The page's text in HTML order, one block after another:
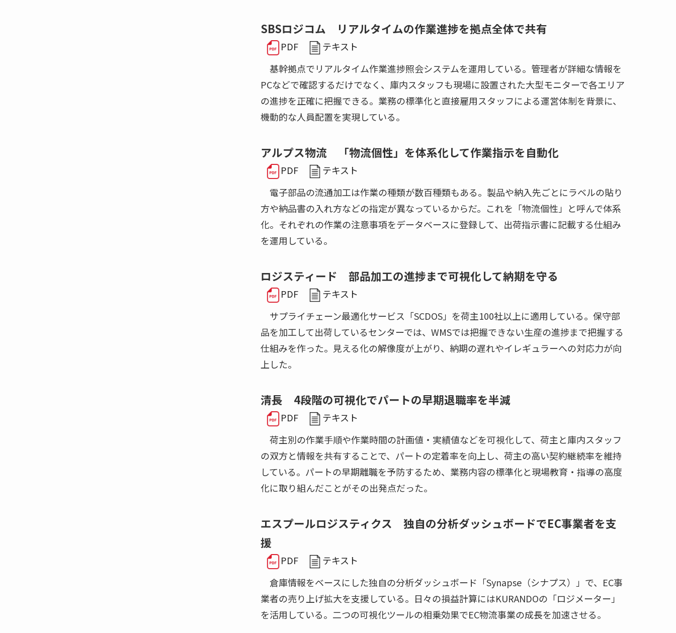
SBSロジコム リアルタイムの作業進捗を拠点全体で共有
PDF
テキスト
基幹拠点でリアルタイム作業進捗照会システムを運用している。管理者が詳細な情報を
PCなどで確認するだけでなく、庫内スタッフも現場に設置された大型モニターで各エリア
の進捗を正確に把握できる。業務の標準化と直接雇用スタッフによる運営体制を背景に、
機動的な人員配置を実現している。
アルプス物流 「物流個性」を体系化して作業指示を自動化
PDF
テキスト
電子部品の流通加工は作業の種類が数百種類もある。製品や納入先ごとにラベルの貼り
方や納品書の入れ方などの指定が異なっているからだ。これを「物流個性」と呼んで体系
化。それぞれの作業の注意事項をデータベースに登録して、出荷指示書に記載する仕組み
を運用している。
ロジスティード 部品加工の進捗まで可視化して納期を守る
PDF
テキスト
サプライチェーン最適化サービス「SCDOS」を荷主100社以上に適用している。保守部
品を加工して出荷しているセンターでは、WMSでは把握できない生産の進捗まで把握する
仕組みを作った。見える化の解像度が上がり、納期の遅れやイレギュラーへの対応力が向
上した。
清長 4段階の可視化でパートの早期退職率を半減
PDF
テキスト
荷主別の作業手順や作業時間の計画値・実績値などを可視化して、荷主と庫内スタッフ
の双方と情報を共有することで、パートの定着率を向上し、荷主の高い契約継続率を維持
している。パートの早期離職を予防するため、業務内容の標準化と現場教育・指導の高度
化に取り組んだことがその出発点だった。
エスプールロジスティクス 独自の分析ダッシュボードでEC事業者を支
援
PDF
テキスト
倉庫情報をベースにした独自の分析ダッシュボード「Synapse（シナプス）」で、EC事
業者の売り上げ拡大を支援している。日々の損益計算にはKURANDOの「ロジメーター」
を活用している。二つの可視化ツールの相乗効果でEC物流事業の成長を加速させる。